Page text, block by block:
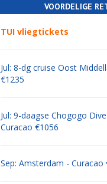
VOORDELIGE
TUI vliegtickets
Jul: 8-dg cruise Oost
€1235
Jul: 9-daagse Chogogo
Curacao €1056
Sep: Amsterdam - Curacao